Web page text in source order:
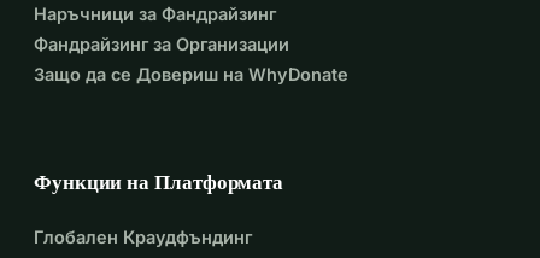
Наръчници за Фандрайзинг
Фандрайзинг за Организации
Защо да се Довериш на WhyDonate
Функции на Платформата
Глобален Краудфъндинг